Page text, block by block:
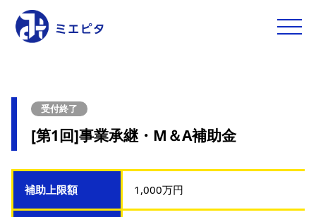
toggle
受付終了
[第1回]事業承継・M＆A補助金
補助上限額 1,000万円